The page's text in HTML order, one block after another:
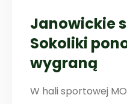
Janowickie
Sokoliki
wygraną
W hali sportowej